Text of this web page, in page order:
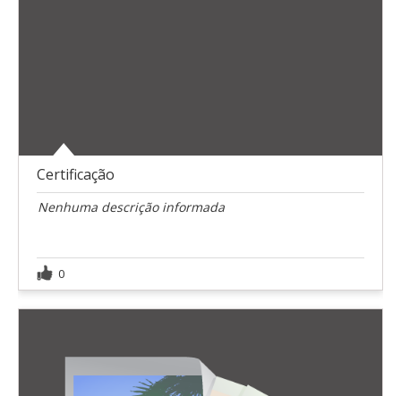
Certificação
Nenhuma descrição informada
0